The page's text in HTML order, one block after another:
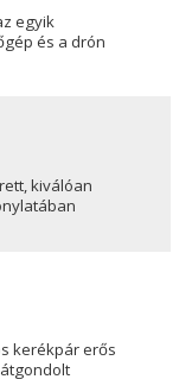
egyik
és a drón
kiválóan
kerékpár erős